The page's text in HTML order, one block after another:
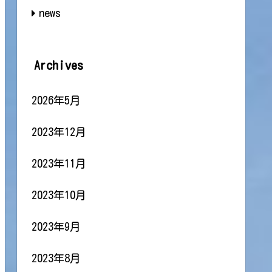
news
Archives
2026年5月
2023年12月
2023年11月
2023年10月
2023年9月
2023年8月